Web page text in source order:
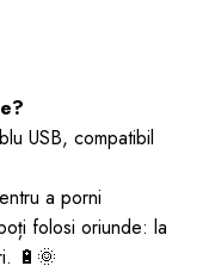
USB, compatibil
a porni
folosi oriunde: la
🔋🌞